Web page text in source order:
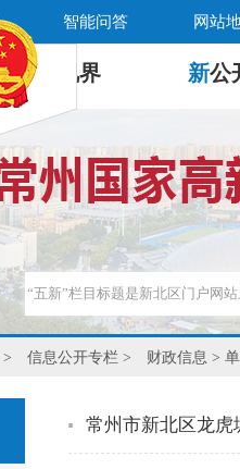
智能问答 网站
新 视界 新公
> 信息公开专栏 > 财政信息 >
常州市新北区龙虎